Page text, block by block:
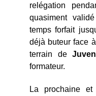
relégation
quasiment
temps forfait
déjà buteur face à
terrain de
formateur.
La prochaine